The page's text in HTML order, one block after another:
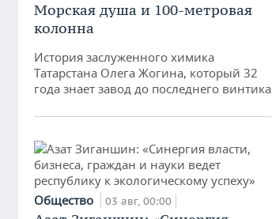
Морская душа и 100-метровая
колонна
История заслуженного химика
Татарстана Олега Жогина, который 32
года знает завод до последнего винтика
Общество 03 авг, 00:00